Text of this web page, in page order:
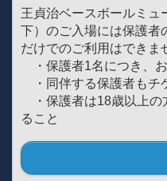
王貞治ベースボールミュ
下）のご入場には保護者
だけでのご利用はできま
・保護者1名につき、お
・同伴する保護者もチ
・保護者は18歳以上の
ること